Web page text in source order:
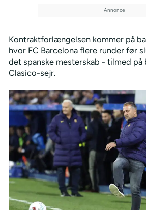
Kontraktforlængelsen kommer på
hvor FC Barcelona flere runder før
det spanske mesterskab - tilmed på
Clasico-sejr.